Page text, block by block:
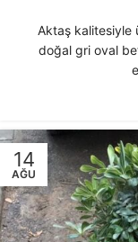
Aktaş kalitesiyle
doğal gri oval
14
AĞU